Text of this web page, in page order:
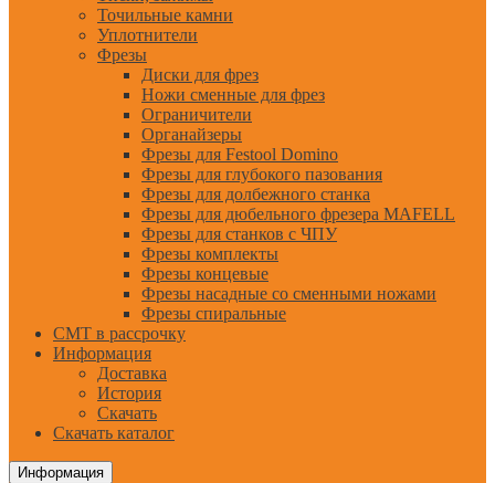
Точильные камни
Уплотнители
Фрезы
Диски для фрез
Ножи сменные для фрез
Ограничители
Органайзеры
Фрезы для Festool Domino
Фрезы для глубокого пазования
Фрезы для долбежного станка
Фрезы для дюбельного фрезера MAFELL
Фрезы для станков с ЧПУ
Фрезы комплекты
Фрезы концевые
Фрезы насадные со сменными ножами
Фрезы спиральные
CMT в рассрочку
Информация
Доставка
История
Скачать
Скачать каталог
Информация